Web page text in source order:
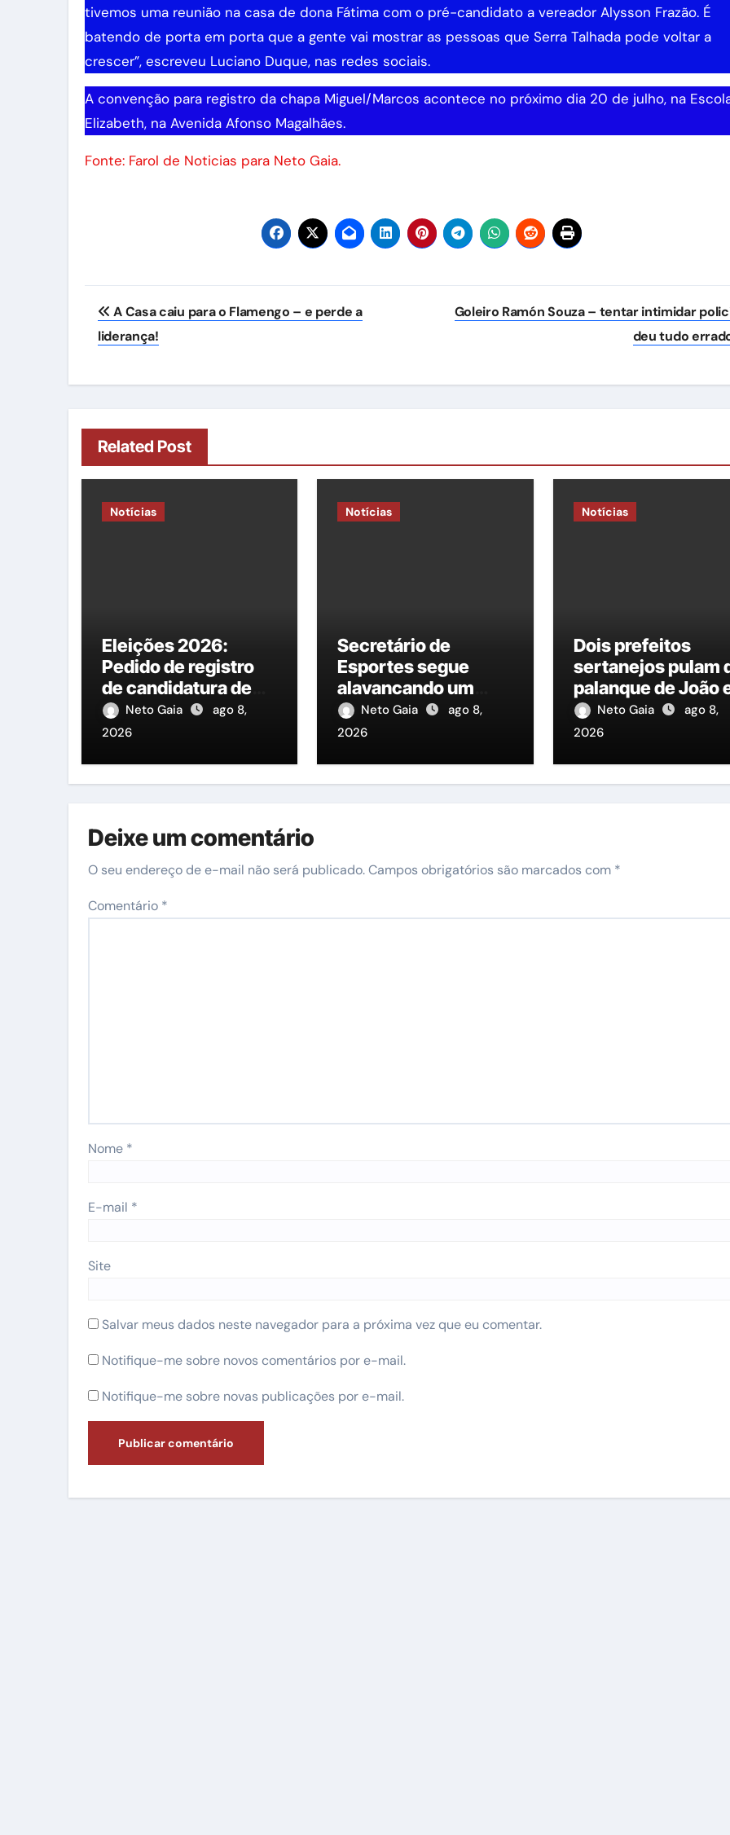
tivemos uma reunião na casa de dona Fátima com o pré-candidato a vereador Alysson Frazão. É
batendo de porta em porta que a gente vai mostrar as pessoas que Serra Talhada pode voltar a
crescer”, escreveu Luciano Duque, nas redes sociais.
A convenção para registro da chapa Miguel/Marcos acontece no próximo dia 20 de julho, na
Elizabeth, na Avenida Afonso Magalhães.
Fonte: Farol de Noticias para Neto Gaia.
Navegação
de
A Casa caiu para o Flamengo – e perde a
liderança!
Goleiro Ramón Souza – tentar intimidar
deu tudo
Related Post
Notícias
Eleições 2026:
Pedido de registro
de candidatura de
Lucas Ramos à
reeleição para a
Neto Gaia
ago 8,
2026
Notícias
Secretário de
Esportes segue
alavancando um
trabalho em cúmulo!
“E destaca, à
Neto Gaia
ago 8,
2026
Notícias
Dois prefeitos
sertanejos pulam
palanque de João
aderem a Raquel
Lyra
Neto Gaia
ago 8,
2026
Deixe um comentário
O seu endereço de e-mail não será publicado.Campos obrigatórios são marcados com *
Comentário *
Nome *
E-mail *
Site
Salvar meus dados neste navegador para a próxima vez que eu comentar.
Notifique-me sobre novos comentários por e-mail.
Notifique-me sobre novas publicações por e-mail.